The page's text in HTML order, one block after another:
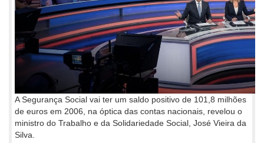
A Segurança Social vai ter um saldo positivo de 101,8 milhões
de euros em 2006, na óptica das contas nacionais, revelou o
ministro do Trabalho e da Solidariedade Social, José Vieira da
Silva.